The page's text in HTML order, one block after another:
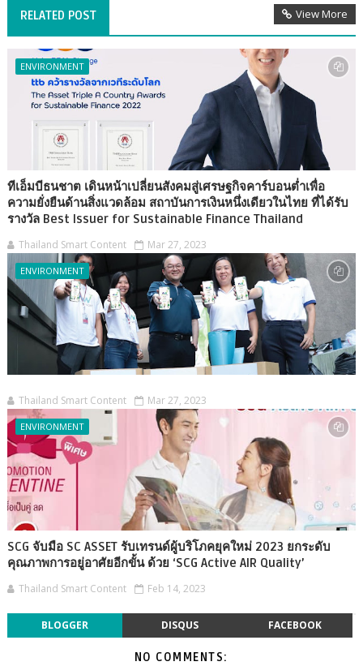
RELATED POST View More
ENVIRONMENT
ทีเอ็มบีธนชาต เดินหน้าเปลี่ยนสังคมสู่เศรษฐกิจคาร์บอนต่ำเพื่อ
ความยั่งยืนด้านสิ่งแวดล้อม สถาบันการเงินหนึ่งเดียวในไทย ที่ได้รับ
รางวัล Best Issuer for Sustainable Finance Thailand
Thailand Smart Content Mar 27, 2023
ENVIRONMENT
Thailand Smart Content Mar 27, 2023
ENVIRONMENT
SCG จับมือ SC ASSET รับเทรนด์ผู้บริโภคยุคใหม่ 2023 ยกระดับ
คุณภาพการอยู่อาศัยอีกขั้น ด้วย ‘SCG Active AIR Quality’
Thailand Smart Content Feb 14, 2023
BLOGGER DISQUS FACEBOOK
NO COMMENTS: